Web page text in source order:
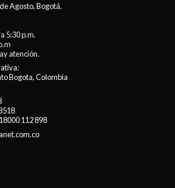
Agosto, Bogotá.
5:30 p.m.
atención.
Bogota, Colombia
112 898